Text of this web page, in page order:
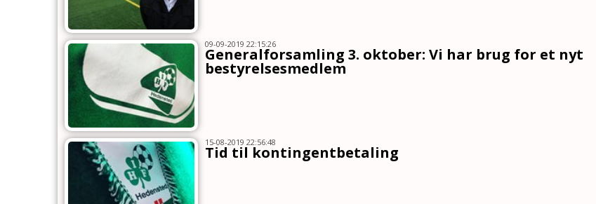
09-09-2019 22:15:26
Generalforsamling 3. oktober: Vi har brug for et nyt
bestyrelsesmedlem
15-08-2019 22:56:48
Tid til kontingentbetaling